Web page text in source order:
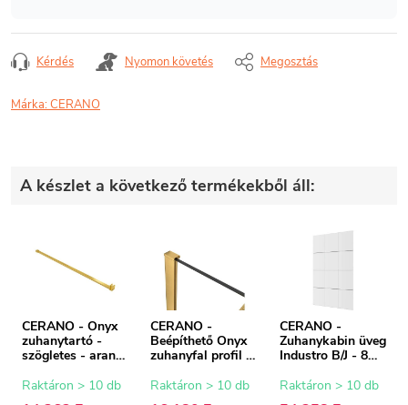
Kérdés Nyomon követés Megosztás
Márka:CERANO
A készlet a következő termékekből áll:
CERANO - Onyx
zuhanytartó -
szögletes - arany
Raktáron > 10 db
CERANO -
Beépíthető Onyx
zuhanyfal profil -
mm
Raktáron > 10 db
CERANO -
Zuhanykabin üveg
Industro B/J - 8
keret/átlátszó
Raktáron > 10 db